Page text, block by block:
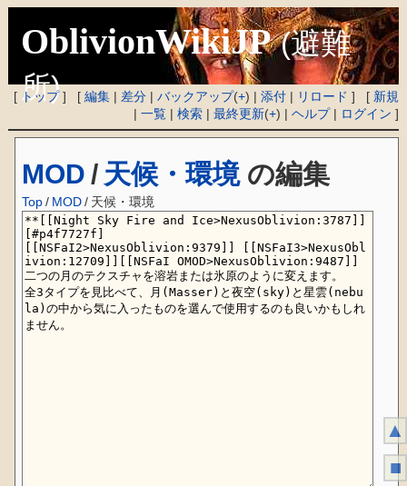
OblivionWikiJP (避難
所)
[ トップ] [編集 | 差分 |バックアップ(+) |添付 | リロード ] [ 新規
|一覧 |検索 |最終更新(+) |ヘルプ| ログイン ]
MOD / 天候・環境の編集
Top / MOD/ 天候・環境
▲
■